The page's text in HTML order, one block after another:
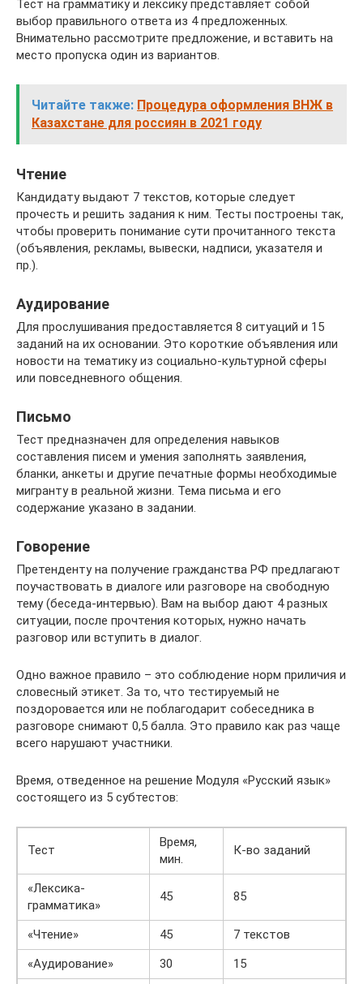
Тест на грамматику и лексику представляет собой
выбор правильного ответа из 4 предложенных.
Внимательно рассмотрите предложение, и вставить на
место пропуска один из вариантов.
Читайте также: Процедура оформления ВНЖ в
Казахстане для россиян в 2021 году
Чтение
Кандидату выдают 7 текстов, которые следует
прочесть и решить задания к ним. Тесты построены так,
чтобы проверить понимание сути прочитанного текста
(объявления, рекламы, вывески, надписи, указателя и
пр.).
Аудирование
Для прослушивания предоставляется 8 ситуаций и 15
заданий на их основании. Это короткие объявления или
новости на тематику из социально-культурной сферы
или повседневного общения.
Письмо
Тест предназначен для определения навыков
составления писем и умения заполнять заявления,
бланки, анкеты и другие печатные формы необходимые
мигранту в реальной жизни. Тема письма и его
содержание указано в задании.
Говорение
Претенденту на получение гражданства РФ предлагают
поучаствовать в диалоге или разговоре на свободную
тему (беседа-интервью). Вам на выбор дают 4 разных
ситуации, после прочтения которых, нужно начать
разговор или вступить в диалог.
Одно важное правило – это соблюдение норм приличия и
словесный этикет. За то, что тестируемый не
поздоровается или не поблагодарит собеседника в
разговоре снимают 0,5 балла. Это правило как раз чаще
всего нарушают участники.
Время, отведенное на решение Модуля «Русский язык»
состоящего из 5 субтестов:
Тест
Время,
мин.
К-во заданий
«Лексика-
грамматика»
45 85
«Чтение» 45
7 текстов
«Аудирование»
30
15